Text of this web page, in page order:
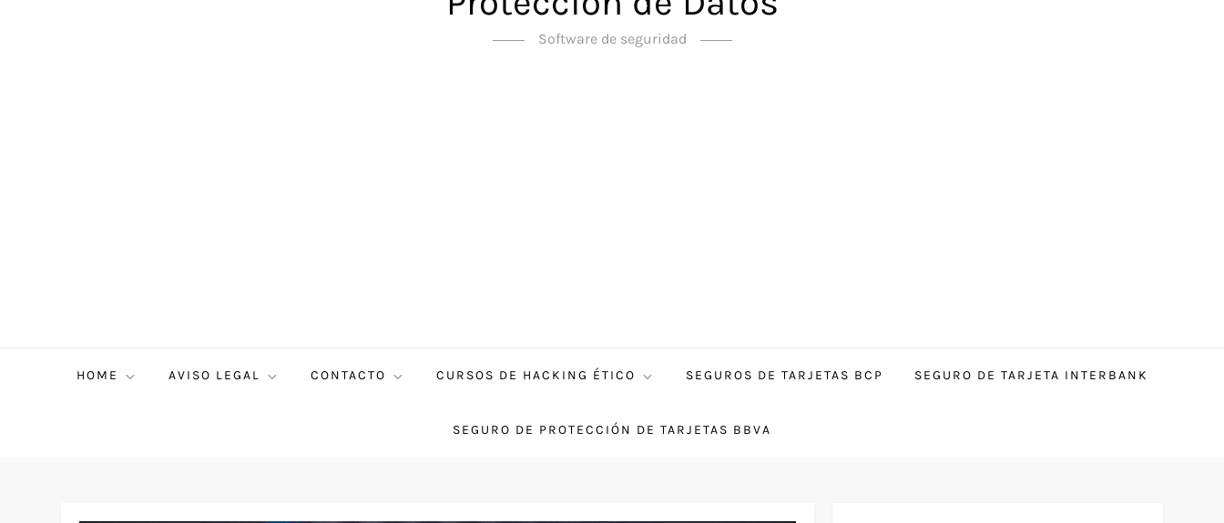
Software de seguridad
HOME AVISO LEGAL CONTACTO CURSOS DE HACKING ÉTICO SEGUROS DE TARJETAS BCP SEGURO DE TARJETA INTERBANK
SEGURO DE PROTECCIÓN DE TARJETAS BBVA